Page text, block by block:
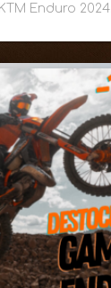
Enduro 2024.